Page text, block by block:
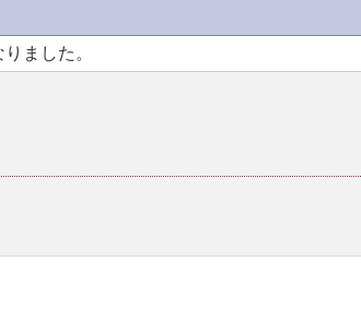
ました。